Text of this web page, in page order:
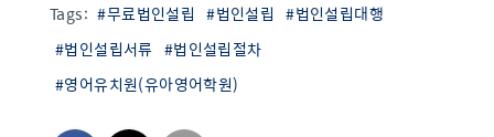
Tags: #무료법인설립 #법인설립 #법인설립대행
#법인설립서류 #법인설립절차
#영어유치원(유아영어학원)